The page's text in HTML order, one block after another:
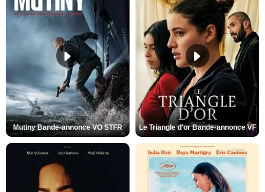
Mutiny Bande-annonce VO STFR Le Triangle d'or Bande-annonce VF